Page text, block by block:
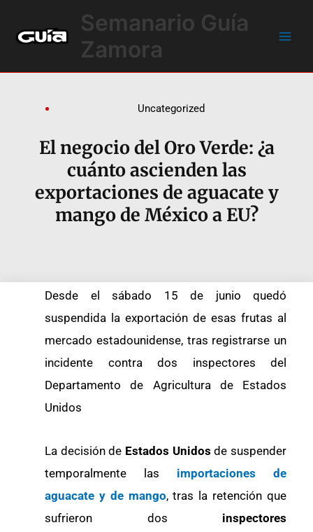
contenido
Semanario Guía
Zamora
Uncategorized
El negocio del Oro Verde: ¿a
cuánto ascienden las
exportaciones de aguacate y
mango de México a EU?
Desde el sábado 15 de junio quedó
suspendida la exportación de esas frutas al
mercado estadounidense, tras registrarse un
incidente contra dos inspectores del
Departamento de Agricultura de Estados
Unidos
La decisión de Estados Unidos de suspender
temporalmente las importaciones de
aguacate y de mango, tras la retención que
sufrieron dos inspectores